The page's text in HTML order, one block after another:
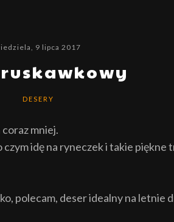
9 lipca 2017
DESERY
mniej.
idę na ryneczek i takie piękne
polecam, deser idealny na letnie